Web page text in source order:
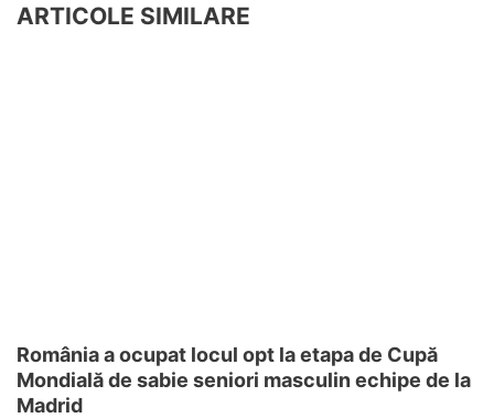
ARTICOLE SIMILARE
România a ocupat locul opt la etapa de Cupă
Mondială de sabie seniori masculin echipe de la
Madrid